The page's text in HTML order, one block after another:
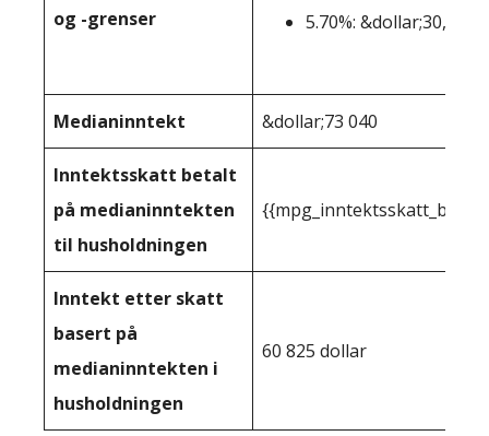
og -grenser
5.70%: &dollar;30,001+
Medianinntekt &dollar;73 040
Inntektsskatt betalt
på medianinntekten
til husholdningen
Inntekt etter skatt
basert på
medianinntekten i
husholdningen
60 825 dollar